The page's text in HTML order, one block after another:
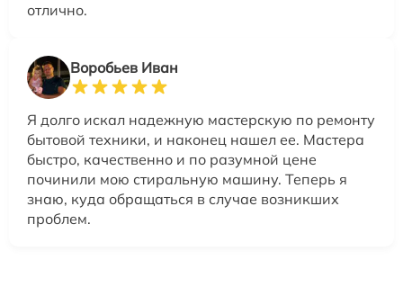
отлично.
Воробьев Иван
Я долго искал надежную мастерскую по ремонту
бытовой техники, и наконец нашел ее. Мастера
быстро, качественно и по разумной цене
починили мою стиральную машину. Теперь я
знаю, куда обращаться в случае возникших
проблем.